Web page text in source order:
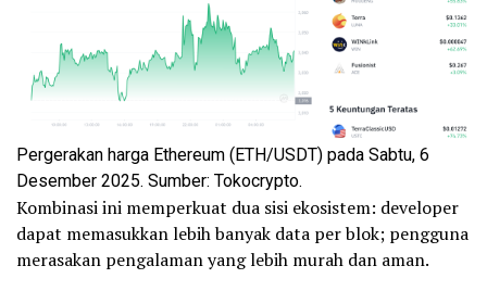
Pergerakan harga Ethereum (ETH/USDT) pada Sabtu, 6
Desember 2025. Sumber: Tokocrypto.
Kombinasi ini memperkuat dua sisi ekosistem: developer
dapat memasukkan lebih banyak data per blok; pengguna
merasakan pengalaman yang lebih murah dan aman.